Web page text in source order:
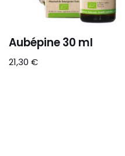
Aubépine 30 ml
21,30 €